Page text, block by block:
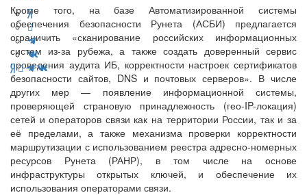
Кроме того, на базе Автоматизированной системы
обеспечения безопасности Рунета (АСБИ) предлагается
ограничить «сканирование российских информационных
систем из-за рубежа, а также создать доверенный сервис
проведения аудита ИБ, корректности настроек сертификатов
безопасности сайтов, DNS и почтовых серверов». В числе
других мер — появление информационной системы,
проверяющей страновую принадлежность (гео-IP-локация)
сетей и операторов связи как на территории России, так и за
её пределами, а также механизма проверки корректности
маршрутизации с использованием реестра адресно-номерных
ресурсов Рунета (РАНР), в том числе на основе
инфраструктуры открытых ключей, и обеспечение их
использования операторами связи.